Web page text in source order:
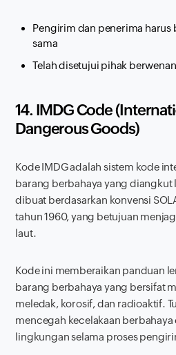
Pengirim dan penerima harus
sama
Telah disetujui pihak
14. IMDG Code (
Dangerous Goods)
Kode IMDG adalah sistem kode
barang berbahaya yang diangkut
dibuat berdasarkan konvensi
tahun 1960, yang betujuan
laut.
Kode ini memberaikan panduan
barang berbahaya yang bersifat
meledak, korosif, dan radioaktif.
mencegah kecelakaan
lingkungan selama proses